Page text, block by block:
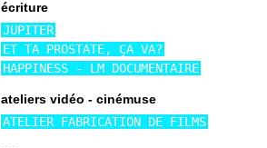
écriture
JUPITER
ET TA PROSTATE, ÇA VA?
HAPPINESS - LM DOCUMENTAIRE
ateliers vidéo - cinémuse
ATELIER FABRICATION DE FILMS